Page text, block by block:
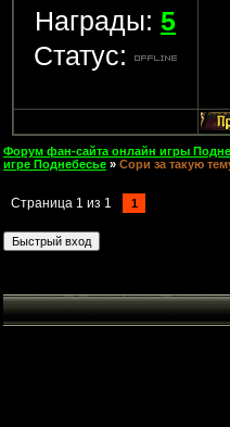
Награды: 5
Статус:
Форум фан-сайта онлайн игры
игре Поднебесье » Сори за такую
Страница 1 из 1 1